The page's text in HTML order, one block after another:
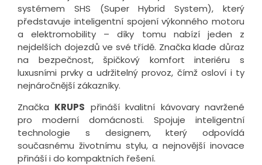
systémem SHS (Super Hybrid System), který
představuje inteligentní spojení výkonného motoru
a elektromobility – díky tomu nabízí jeden z
nejdelších dojezdů ve své třídě. Značka klade důraz
na bezpečnost, špičkový komfort interiéru s
luxusními prvky a udržitelný provoz, čímž osloví i ty
nejnáročnější zákazníky.
Značka KRUPS přináší kvalitní kávovary navržené
pro moderní domácnosti. Spojuje inteligentní
technologie s designem, který odpovídá
současnému životnímu stylu, a nejnovější inovace
přináší i do kompaktních řešení.